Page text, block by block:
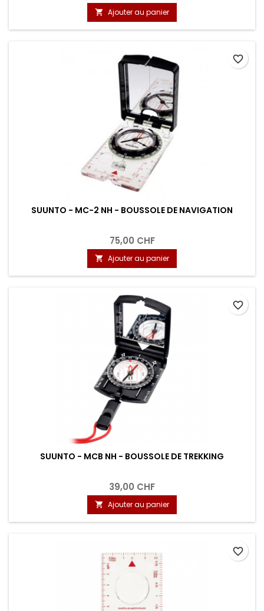
 Ajouter au panier
SUUNTO - MC-2 NH - BOUSSOLE DE NAVIGATION
75,00 CHF
 Ajouter au panier
favorite_border
SUUNTO - MCB NH - BOUSSOLE DE TREKKING
39,00 CHF
 Ajouter au panier
favorite_border
favorite_border